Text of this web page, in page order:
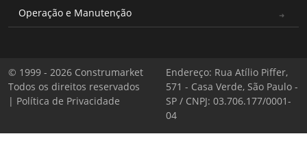
Operação e Manutenção
© 1999 - 2026 Construmarket
Todos os direitos reservados
| Política de Privacidade
Endereço: Rua Atílio Piffer,
571 - Casa Verde, São Paulo -
SP / CNPJ: 03.706.177/0001-
04